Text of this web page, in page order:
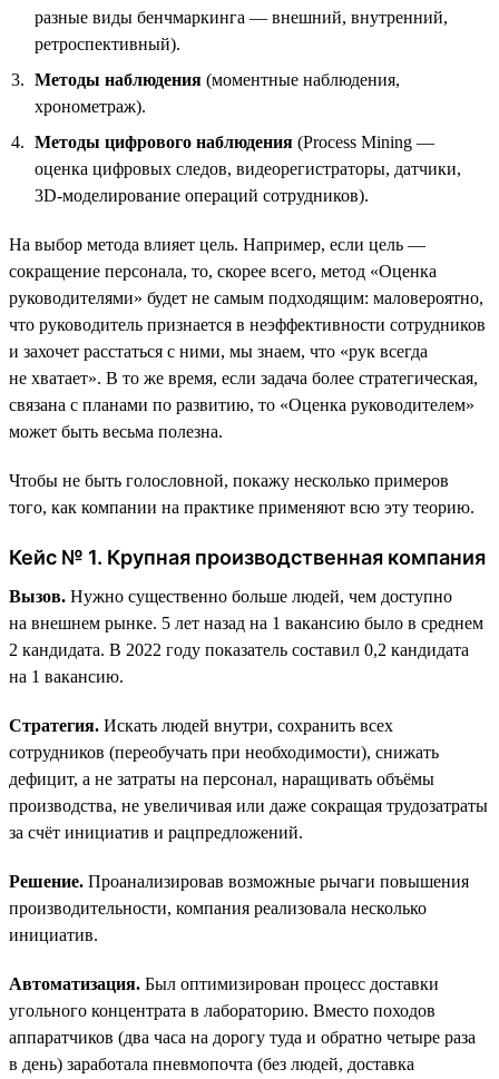
разные виды бенчмаркинга — внешний, внутренний,
ретроспективный).
Методы наблюдения (моментные наблюдения,
хронометраж).
Методы цифрового наблюдения (Process Mining —
оценка цифровых следов, видеорегистраторы, датчики,
3D-моделирование операций сотрудников).
На выбор метода влияет цель. Например, если цель —
сокращение персонала, то, скорее всего, метод «Оценка
руководителями» будет не самым подходящим: маловероятно,
что руководитель признается в неэффективности сотрудников
и захочет расстаться с ними, мы знаем, что «рук всегда
не хватает». В то же время, если задача более стратегическая,
связана с планами по развитию, то «Оценка руководителем»
может быть весьма полезна.
Чтобы не быть голословной, покажу несколько примеров
того, как компании на практике применяют всю эту теорию.
Кейс № 1. Крупная производственная компания
Вызов. Нужно существенно больше людей, чем доступно
на внешнем рынке. 5 лет назад на 1 вакансию было в среднем
2 кандидата. В 2022 году показатель составил 0,2 кандидата
на 1 вакансию.
Стратегия. Искать людей внутри, сохранить всех
сотрудников (переобучать при необходимости), снижать
дефицит, а не затраты на персонал, наращивать объёмы
производства, не увеличивая или даже сокращая трудозатраты
за счёт инициатив и рацпредложений.
Решение. Проанализировав возможные рычаги повышения
производительности, компания реализовала несколько
инициатив.
Автоматизация. Был оптимизирован процесс доставки
угольного концентрата в лабораторию. Вместо походов
аппаратчиков (два часа на дорогу туда и обратно четыре раза
в день) заработала пневмопочта (без людей, доставка